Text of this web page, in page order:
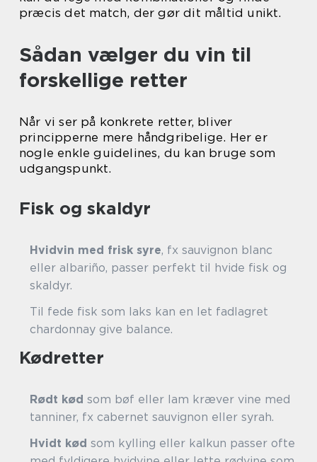
præcis det match, der gør dit måltid unikt.
Sådan vælger du vin til
forskellige retter
Når vi ser på konkrete retter, bliver
principperne mere håndgribelige. Her er
nogle enkle guidelines, du kan bruge som
udgangspunkt.
Fisk og skaldyr
Hvidvin med frisk syre, fx sauvignon blanc
eller albariño, passer perfekt til hvide fisk og
skaldyr.
Til fede fisk som laks kan en let fadlagret
chardonnay give balance.
Kødretter
Rødt kød som bøf eller lam kræver vine med
tanniner, fx cabernet sauvignon eller syrah.
Hvidt kød som kylling eller kalkun passer ofte